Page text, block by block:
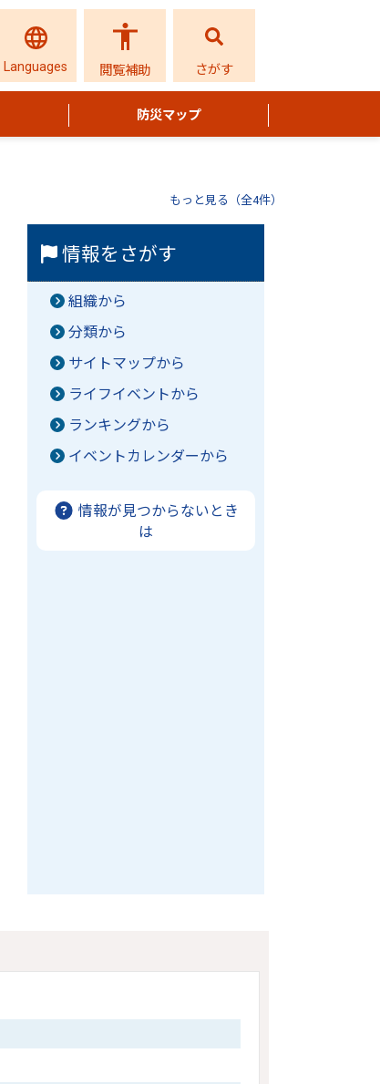
Languages 閲覧補助 さがす
防災マップ
もっと見る（全4件）
情報をさがす
組織から
分類から
サイトマップから
ライフイベントから
ランキングから
イベントカレンダーから
情報が見つからないとき
は